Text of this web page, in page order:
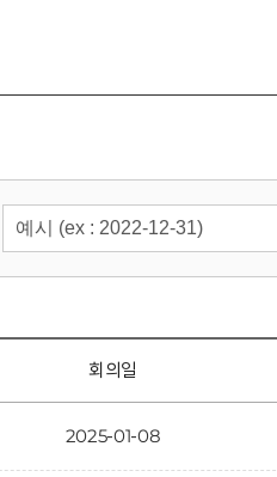
회의일
2025-01-08